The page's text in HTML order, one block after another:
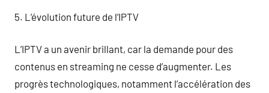
5. L’évolution future de l’IPTV
L’IPTV a un avenir brillant, car la demande pour des
contenus en streaming ne cesse d’augmenter. Les
progrès technologiques, notamment l’accélération des